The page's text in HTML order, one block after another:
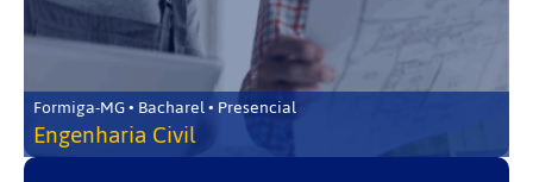
Formiga-MG • Bacharel • Presencial
Engenharia Civil